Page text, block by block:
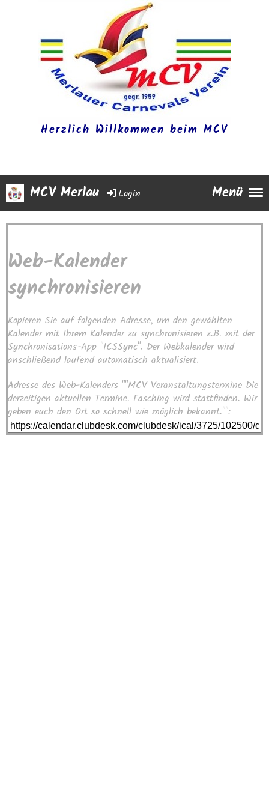
Herzlich Willkommen beim MCV
Menü
Login
MCV Merlau
Web-Kalender
synchronisieren
Kopieren Sie auf folgenden Adresse, um den gewählten
Kalender mit Ihrem Kalender zu synchronisieren z.B. mit der
Synchronisations-App "ICSSync". Der Webkalender wird
anschließend laufend automatisch aktualisiert.
Adresse des Web-Kalenders ""MCV Veranstaltungstermine Die
derzeitigen aktuellen Termine. Fasching wird stattfinden. Wir
geben euch den Ort so schnell wie möglich bekannt."":